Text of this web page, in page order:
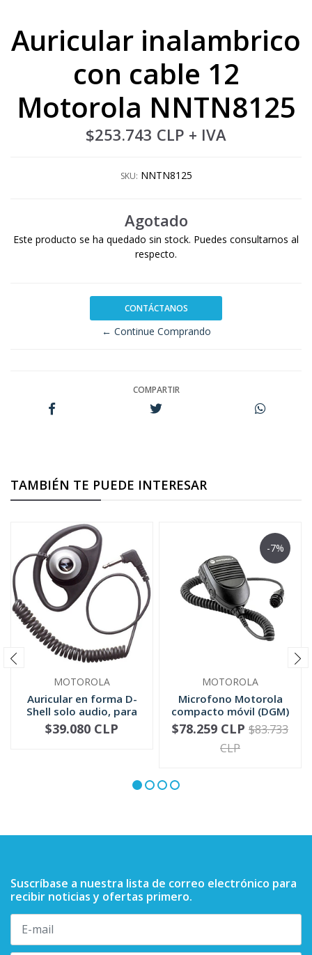
Auricular inalambrico
con cable 12
Motorola NNTN8125
$253.743 CLP + IVA
SKU: NNTN8125
Agotado
Este producto se ha quedado sin stock. Puedes consultarnos al
respecto.
CONTÁCTANOS
← Continue Comprando
COMPARTIR
TAMBIÉN TE PUEDE INTERESAR
MOTOROLA
Auricular en forma D-
Shell solo audio, para
mic...
+
$39.080 CLP
-7%
MOTOROLA
Microfono Motorola
compacto móvil (DGM)
RMN5052
+
-
$78.259 CLP $83.733
CLP
Suscríbase a nuestra lista de correo electrónico para
recibir noticias y ofertas primero.